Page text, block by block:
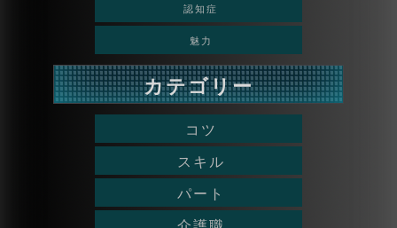
認知症
魅力
カテゴリー
コツ
スキル
パート